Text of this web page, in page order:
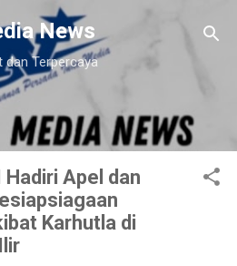
ke konten utama
News
dan Terpercaya
Apel dan
Karhutla di